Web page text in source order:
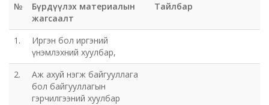
№
Бүрдүүлэх материалын
жагсаалт
Тайлбар
1.
Иргэн бол иргэний
үнэмлэхний хуулбар,
2.
Аж ахуй нэгж байгууллага
бол байгууллагын
гэрчилгээний хуулбар